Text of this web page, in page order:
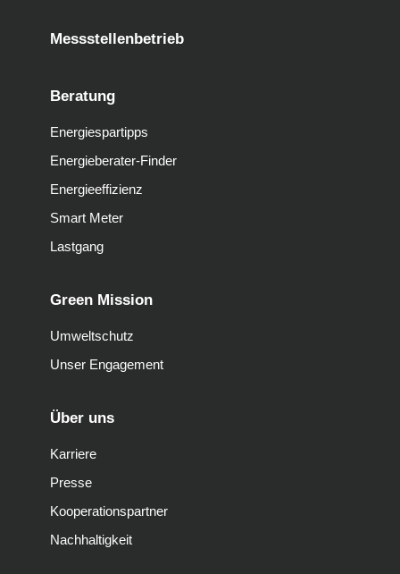
Messstellenbetrieb
Beratung
Energiespartipps
Energieberater-Finder
Energieeffizienz
Smart Meter
Lastgang
Green Mission
Umweltschutz
Unser Engagement
Über uns
Karriere
Presse
Kooperationspartner
Nachhaltigkeit